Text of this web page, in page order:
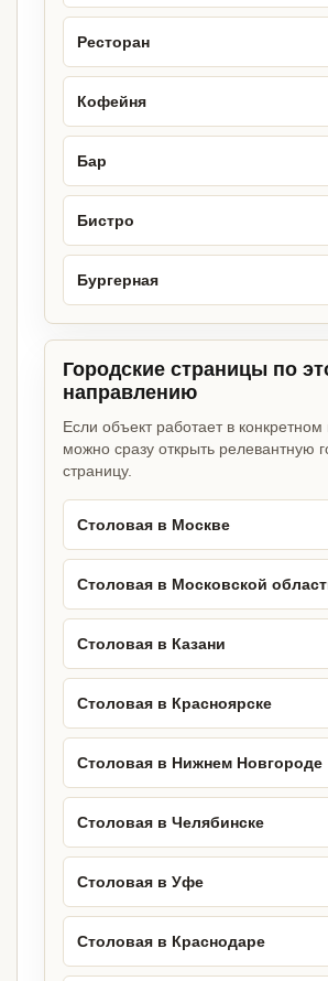
Ресторан
Кофейня
Бар
Бистро
Бургерная
Городские страницы по
направлению
Если объект работает в конкретном
можно сразу открыть релевантную
страницу.
Столовая в Москве
Столовая в Московской
Столовая в Казани
Столовая в Красноярске
Столовая в Нижнем Новгороде
Столовая в Челябинске
Столовая в Уфе
Столовая в Краснодаре